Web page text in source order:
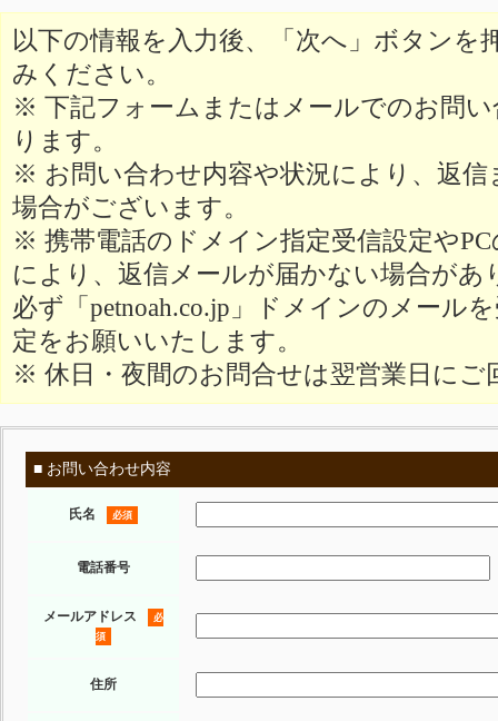
以下の情報を入力後、「次へ」ボタンを
みください。
※ 下記フォームまたはメールでのお問
ります。
※ お問い合わせ内容や状況により、返
場合がございます。
※ 携帯電話のドメイン指定受信設定や
により、返信メールが届かない場合があ
必ず「petnoah.co.jp」ドメインのメール
定をお願いいたします。
※ 休日・夜間のお問合せは翌営業日にご
■ お問い合わせ内容
氏名 必須
電話番号
メールアドレス
必
須
住所